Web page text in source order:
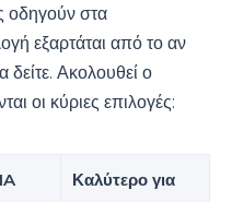
οδηγούν στα
εξαρτάται από το αν
δείτε. Ακολουθεί ο
οι κύριες επιλογές:
Καλύτερο για